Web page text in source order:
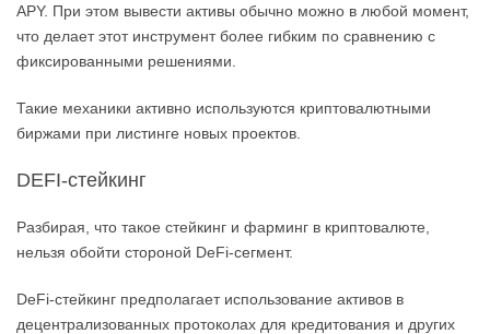
APY. При этом вывести активы обычно можно в любой момент,
что делает этот инструмент более гибким по сравнению с
фиксированными решениями.
Такие механики активно используются криптовалютными
биржами при листинге новых проектов.
DEFI-стейкинг
Разбирая, что такое стейкинг и фарминг в криптовалюте,
нельзя обойти стороной DeFi-сегмент.
DeFi-стейкинг предполагает использование активов в
децентрализованных протоколах для кредитования и других